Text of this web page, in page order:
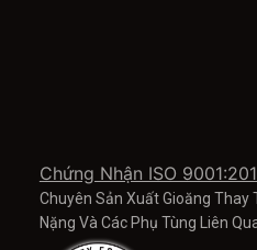
Chứng Nhận ISO
Chuyên Sản Xuất Gioăng Thay
Nặng Và Các Phụ Tùng Liên